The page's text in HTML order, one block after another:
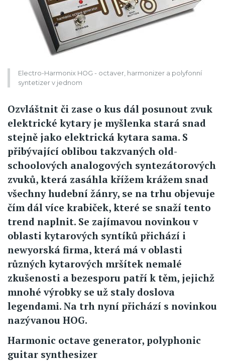
Electro-Harmonix HOG - octaver, harmonizer a polyfonní
syntetizer v jednom
Ozvláštnit či zase o kus dál posunout zvuk
elektrické kytary je myšlenka stará snad
stejně jako elektrická kytara sama. S
přibývající oblibou takzvaných old-
schoolových analogových syntezátorových
zvuků, která zasáhla křížem krážem snad
všechny hudební žánry, se na trhu objevuje
čím dál více krabiček, které se snaží tento
trend naplnit. Se zajímavou novinkou v
oblasti kytarových syntíků přichází i
newyorská firma, která má v oblasti
různých kytarových mršítek nemalé
zkušenosti a bezesporu patří k těm, jejichž
mnohé výrobky se už staly doslova
legendami. Na trh nyní přichází s novinkou
nazývanou HOG.
Harmonic octave generator, polyphonic
guitar synthesizer